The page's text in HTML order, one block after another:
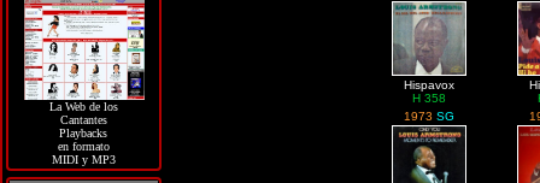
La Web de los
Cantantes
Playbacks
en formato
MIDI y MP3
Hispavox
H 358
1973 SG